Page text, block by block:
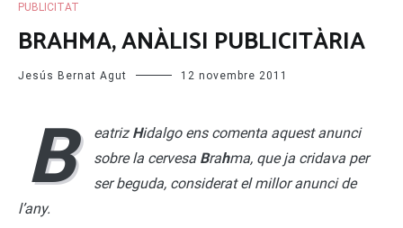
PUBLICITAT
BRAHMA, ANÀLISI PUBLICITÀRIA
Jesús Bernat Agut 12 novembre 2011
B eatriz Hidalgo ens comenta aquest anunci
sobre la cervesa Brahma, que ja cridava per
ser beguda, considerat el millor anunci de
l’any.